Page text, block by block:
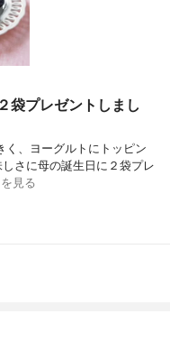
袋プレゼントしまし
く、ヨーグルトにトッピン
さに母の誕生日に２袋プレ
見る